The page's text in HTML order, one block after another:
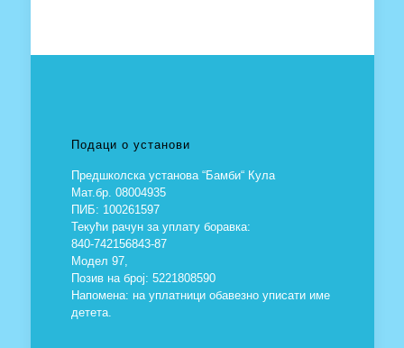
Подаци о установи
Предшколска установа “Бамби“ Кула
Мат.бр. 08004935
ПИБ: 100261597
Текући рачун за уплату боравка:
840-742156843-87
Модел 97,
Позив на број: 5221808590
Напомена: на уплатници обавезно уписати име
детета.